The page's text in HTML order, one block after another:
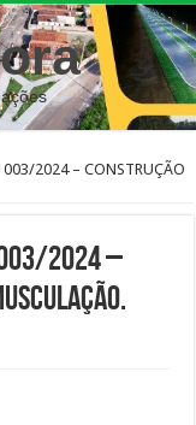
003/2024 – CONSTRUÇÃO
003/2024 –